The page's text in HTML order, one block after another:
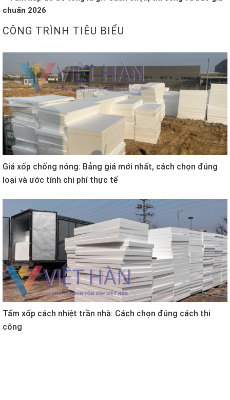
chuẩn 2026
CÔNG TRÌNH TIÊU BIỂU
Giá xốp chống nóng: Bảng giá mới nhất, cách chọn đúng
loại và ước tính chi phí thực tế
Tấm xốp cách nhiệt trần nhà: Cách chọn đúng cách thi
công